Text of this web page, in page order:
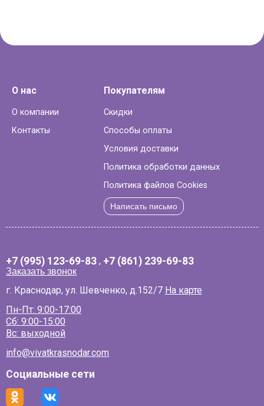
О нас
О компании
Контакты
Покупателям
Скидки
Способы оплаты
Условия доставки
Политика обработки данных
Политика файлов Cookies
Написать письмо
+7 (995) 123-69-83 , +7 (861) 239-69-83
Заказать звонок
г. Краснодар, ул. Шевченко, д.152/7 На карте
Пн-Пт: 9:00-17:00
Сб: 9:00-15:00
Вс: выходной
info@vivatkrasnodar.com
Социальные сети